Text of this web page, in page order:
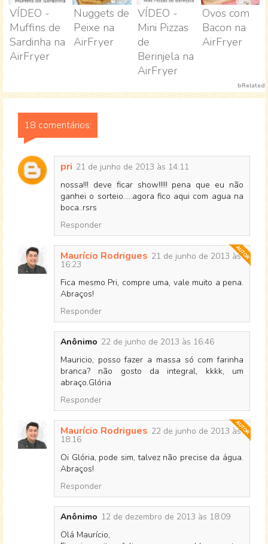
VÍDEO -
Muffins de
Sardinha na
AirFryer
Nuggets de
Peixe na
AirFryer
VÍDEO -
Mini Pizzas
de
Berinjela na
AirFryer
Ovos com
Bacon na
AirFryer
bRelated
18 comentários:
pri 21 de junho de 2013 às 14:11
nossa!!! deve ficar show!!!!! pena que eu não
ganhei o sorteio.....agora fico aqui com agua na
boca..rsrs
Responder
Maurício Rodrigues 21 de junho de 2013 às
16:23
Fica mesmo Pri, compre uma, vale muito a pena.
Abraços!
Responder
Anônimo 22 de junho de 2013 às 16:46
Mauricio, posso fazer a massa só com farinha
branca? não gosto da integral, kkkk, um
abraço.Glória
Responder
Maurício Rodrigues 22 de junho de 2013 às
18:16
Oi Glória, pode sim, talvez não precise da água.
Abraços!
Responder
Anônimo 12 de dezembro de 2013 às 18:09
Olá Maurício,